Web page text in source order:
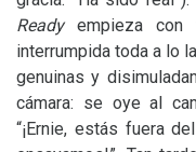
Readyempieza con
interrumpida toda a lo
genuinas y
cámara: se oye al
“¡Ernie, estás fuera